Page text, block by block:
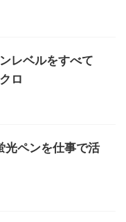
レベルをすべて
ロ
光ペンを仕事で活